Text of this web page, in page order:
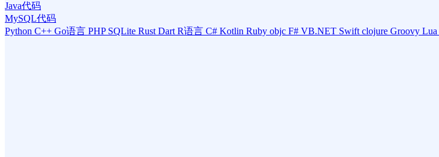
Java代码
MySQL代码
Python C++ Go语言 PHP SQLite Rust Dart R语言 C# Kotlin Ruby objc F# VB.NET Swift clojure Groovy Lua